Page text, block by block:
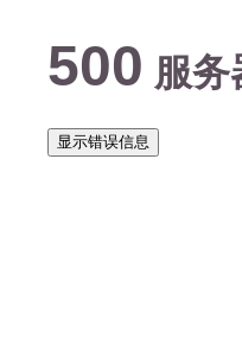
500 服务